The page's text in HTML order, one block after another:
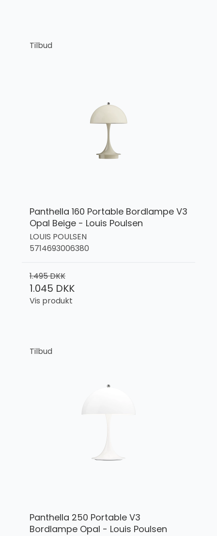
Tilbud
Panthella 160 Portable Bordlampe V3
Opal Beige - Louis Poulsen
LOUIS POULSEN
5714693006380
1.495 DKK
1.045 DKK
Vis produkt
Tilbud
Panthella 250 Portable V3
Bordlampe Opal - Louis Poulsen